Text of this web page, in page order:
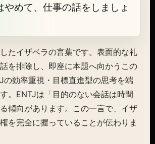
やめて、仕事の話をしましょ
たイザベラの言葉です。表面的な礼
を排除し、即座に本題へ向かうこの
の効率重視・目標直進型の思考を端
。ENTJは「目的のない会話は時間
傾向があります。この一言で、イザ
を完全に握っていることが伝わりま